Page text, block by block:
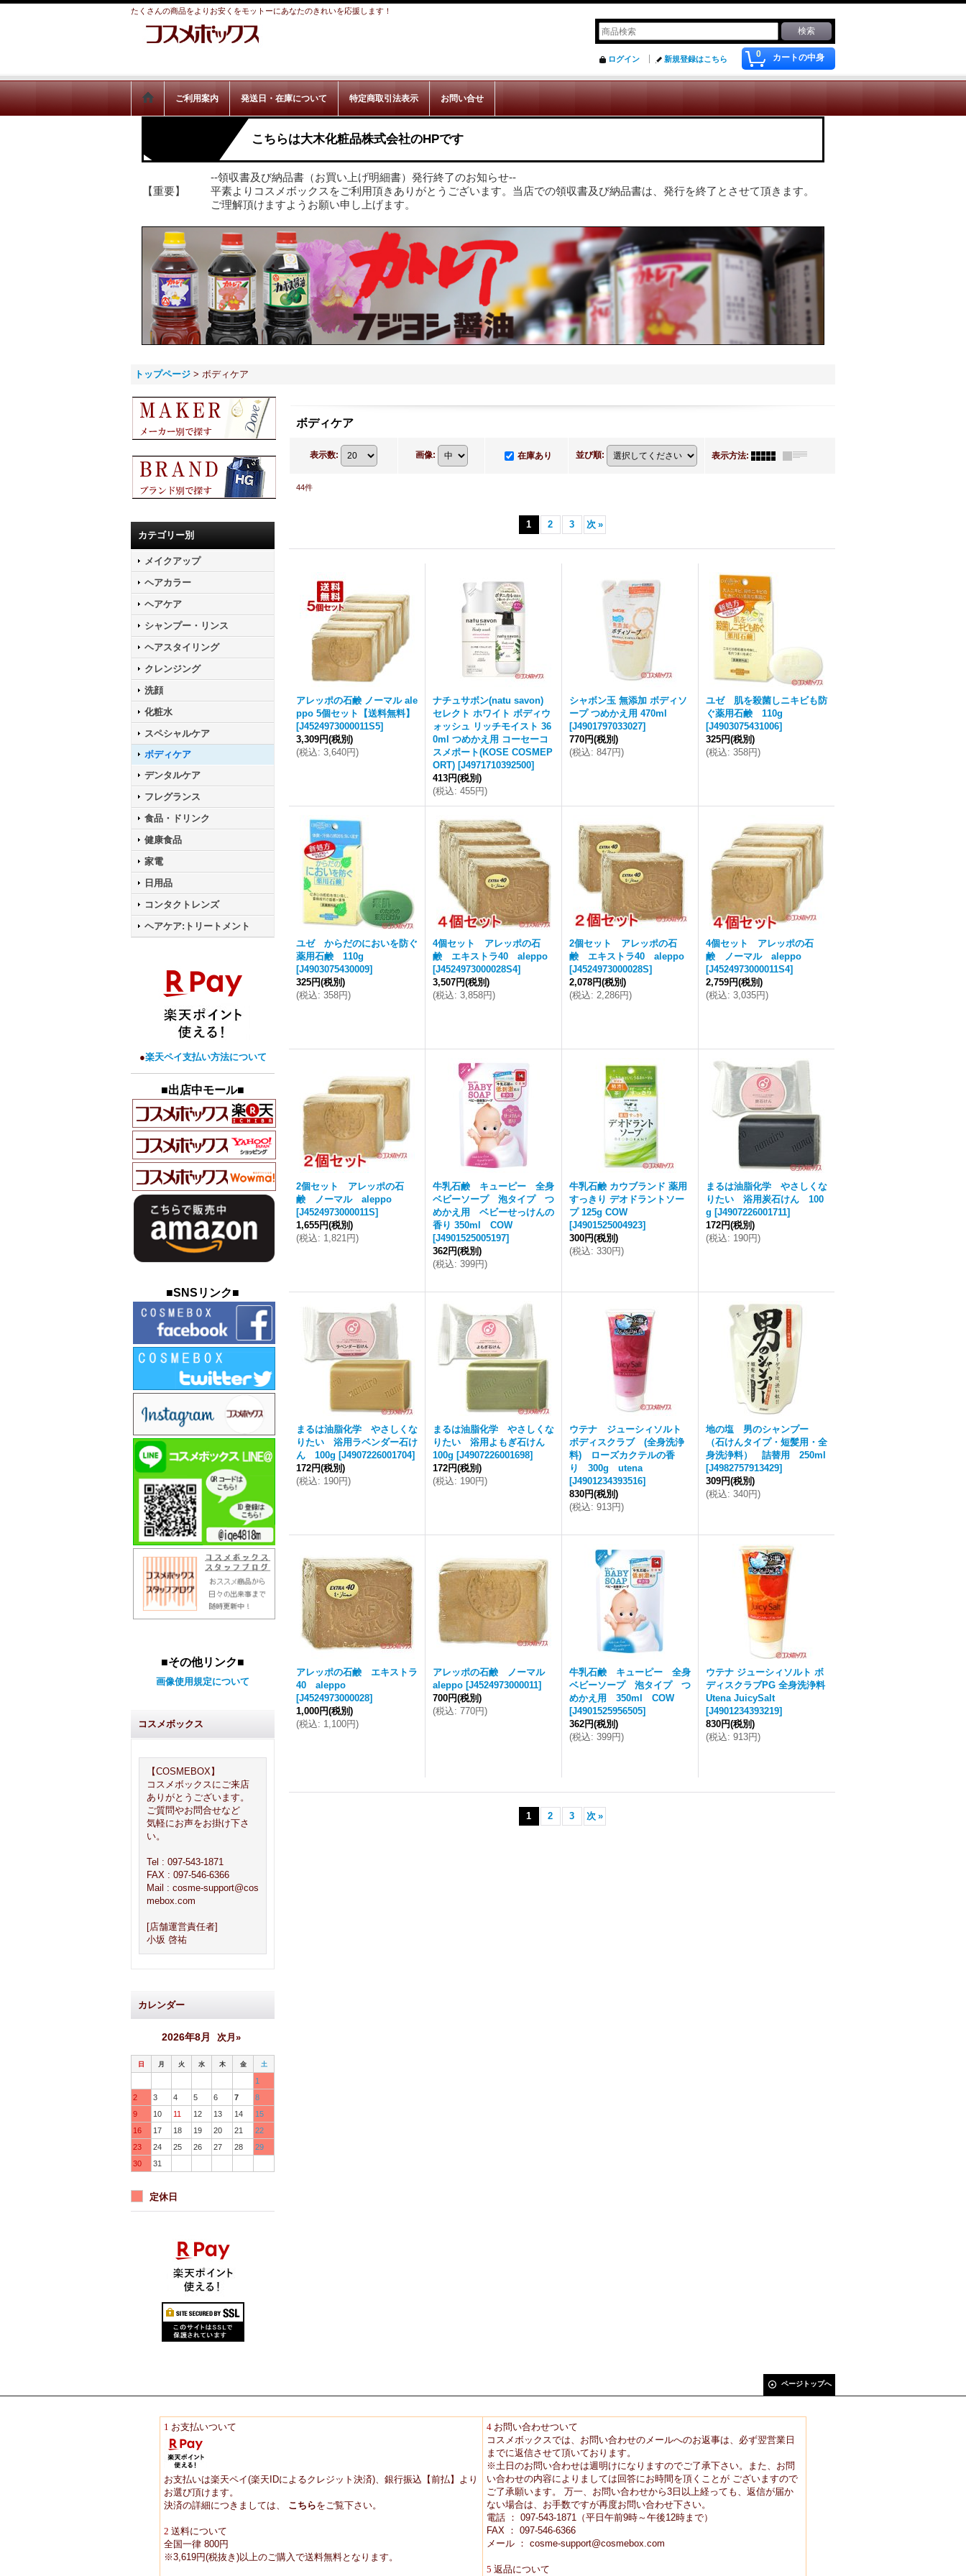
たくさんの商品をよりお安くをモットーにあなたのきれいを応援します！
0 カートの中身
ログイン 新規登録はこちら
ご利用案内 発送日・在庫について 特定商取引法表示 お問い合せ
こちらは大木化粧品株式会社のHPです
【重要】
--領収書及び納品書（お買い上げ明細書）発行終了のお知らせ--
平素よりコスメボックスをご利用頂きありがとうございます。当店での領収書及び納品書は、発行を終了とさせて頂きます。
ご理解頂けますようお願い申し上げます。
トップページ > ボディケア
カテゴリー別
メイクアップ
ヘアカラー
ヘアケア
シャンプー・リンス
ヘアスタイリング
クレンジング
洗顔
化粧水
スペシャルケア
ボディケア
デンタルケア
フレグランス
食品・ドリンク
健康食品
家電
日用品
コンタクトレンズ
ヘアケア:トリートメント
●楽天ペイ支払い方法について
■出店中モール■
■SNSリンク■
■その他リンク■
画像使用規定について
コスメボックス
【COSMEBOX】
コスメボックスにご来店
ありがとうございます。
ご質問やお問合せなど
気軽にお声をお掛け下さ
い。
Tel : 097-543-1871
FAX : 097-546-6366
Mail : cosme-support@cos
mebox.com
[店舗運営責任者]
小坂 啓祐
カレンダー
2026年8月 次月»
日 月 火 水 木 金 土
1
2
3 4 5 6 7
8
9
10 11 12 13 14
15
16
17 18 19 20 21
22
23
24 25 26 27 28
29
30
31
定休日
ボディケア
表示数: 画像: 在庫あり 並び順: 表示方法:
44件
1 2 3 次 »
アレッポの石鹸 ノーマル ale
ppo 5個セット【送料無料】
[J4524973000011S5]
3,309円(税別)
(税込: 3,640円)
ナチュサボン(natu savon)
セレクト ホワイト ボディウ
ォッシュ リッチモイスト 36
0ml つめかえ用 コーセーコ
スメポート(KOSE COSMEP
ORT) [J4971710392500]
413円(税別)
(税込: 455円)
シャボン玉 無添加 ボディソ
ープ つめかえ用 470ml
[J4901797033027]
770円(税別)
(税込: 847円)
ユゼ 肌を殺菌しニキビも防
ぐ薬用石鹸 110g
[J4903075431006]
325円(税別)
(税込: 358円)
ユゼ からだのにおいを防ぐ
薬用石鹸 110g
[J4903075430009]
325円(税別)
(税込: 358円)
4個セット アレッポの石
鹸 エキストラ40 aleppo
[J4524973000028S4]
3,507円(税別)
(税込: 3,858円)
2個セット アレッポの石
鹸 エキストラ40 aleppo
[J4524973000028S]
2,078円(税別)
(税込: 2,286円)
4個セット アレッポの石
鹸 ノーマル aleppo
[J4524973000011S4]
2,759円(税別)
(税込: 3,035円)
2個セット アレッポの石
鹸 ノーマル aleppo
[J4524973000011S]
1,655円(税別)
(税込: 1,821円)
牛乳石鹸 キューピー 全身
ベビーソープ 泡タイプ つ
めかえ用 ベビーせっけんの
香り 350ml COW
[J4901525005197]
362円(税別)
(税込: 399円)
牛乳石鹸 カウブランド 薬用
すっきり デオドラントソー
プ 125g COW
[J4901525004923]
300円(税別)
(税込: 330円)
まるは油脂化学 やさしくな
りたい 浴用炭石けん 100
g [J4907226001711]
172円(税別)
(税込: 190円)
まるは油脂化学 やさしくな
りたい 浴用ラベンダー石け
ん 100g [J4907226001704]
172円(税別)
(税込: 190円)
まるは油脂化学 やさしくな
りたい 浴用よもぎ石けん
100g [J4907226001698]
172円(税別)
(税込: 190円)
ウテナ ジューシィソルト
ボディスクラブ (全身洗浄
料) ローズカクテルの香
り 300g utena
[J4901234393516]
830円(税別)
(税込: 913円)
地の塩 男のシャンプー
（石けんタイプ・短髪用・全
身洗浄料） 詰替用 250ml
[J4982757913429]
309円(税別)
(税込: 340円)
アレッポの石鹸 エキストラ
40 aleppo
[J4524973000028]
1,000円(税別)
(税込: 1,100円)
アレッポの石鹸 ノーマル
aleppo [J4524973000011]
700円(税別)
(税込: 770円)
牛乳石鹸 キューピー 全身
ベビーソープ 泡タイプ つ
めかえ用 350ml COW
[J4901525956505]
362円(税別)
(税込: 399円)
ウテナ ジューシィソルト ボ
ディスクラブPG 全身洗浄料
Utena JuicySalt
[J4901234393219]
830円(税別)
(税込: 913円)
1 2 3 次 »
ページトップへ
1 お支払いついて
お支払いは楽天ペイ(楽天IDによるクレジット決済)、銀行振込【前払】より
お選び頂けます。
決済の詳細につきましては、
こちらをご覧下さい。
2 送料について
全国一律 800円
※3,619円(税抜き)以上のご購入で送料無料となります。
4 お問い合わせついて
コスメボックスでは、お問い合わせのメールへのお返事は、必ず翌営業日
までに返信させて頂いております。
※土日のお問い合わせは週明けになりますのでご了承下さい。また、お問
い合わせの内容によりましては回答にお時間を頂くことが ございますので
ご了承願います。 万一、お問い合わせから3日以上経っても、返信が届か
ない場合は、お手数ですが再度お問い合わせ下さい。
電話 ： 097-543-1871（平日午前9時～午後12時まで）
FAX ： 097-546-6366
メール ： cosme-support@cosmebox.com
5 返品について